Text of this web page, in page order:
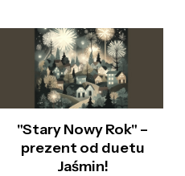
"Stary Nowy Rok" –
prezent od duetu
Jaśmin!